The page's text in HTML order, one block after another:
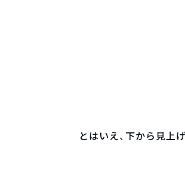
とはいえ、下から見上